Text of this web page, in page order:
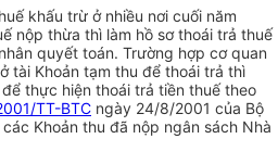
khấu trừ ở nhiều nơi cuối năm
nộp thừa thì làm hồ sơ thoái trả thuế
quyết toán. Trường hợp cơ quan
tài Khoản tạm thu để thoái trả thì
thực hiện thoái trả tiền thuế theo
TT-BTC ngày 24/8/2001 của Bộ
Khoản thu đã nộp ngân sách Nhà